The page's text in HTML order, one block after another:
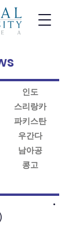
인도
스리랑카
파키스탄
우간다
남아공
콩고